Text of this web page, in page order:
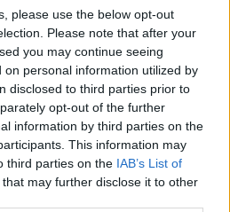
please use the below opt-out
Please note that after your
you may continue seeing
on personal information utilized by
disclosed to third parties prior to
opt-out of the further
information by third parties on the
This information may
third parties on the IAB’s List of
that may further disclose it to other